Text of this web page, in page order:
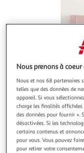
besoin
Nous prenons à
Nous et nos 68 partenaires
telles que des données de
appareil. Si vous
charge les finalités
des données pour fournir ».
désactivées. Si les
certains contenus et
pour vous. Vous pouvez
pour retirer votre